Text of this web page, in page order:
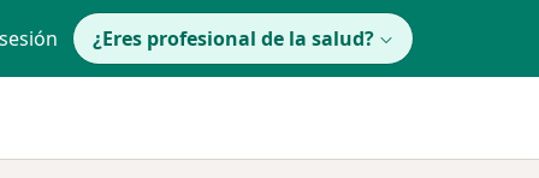
¿Eres profesional de la salud?